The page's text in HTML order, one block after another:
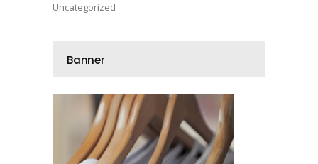
Uncategorized
Banner